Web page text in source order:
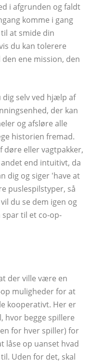
i afgrunden og faldt
komme i gang
at smide din
du kan tolerere
ene mission, den
selv ved hjælp af
der kan
og afsløre alle
historien fremad.
døre eller vagtpakker,
end intuitivt, da
dig og siger 'have at
puslespilstyper, så
du se dem igen og
spar til et co-op-
der ville være en
muligheder for at
kooperativt. Her er
hvor begge spillere
for hver spiller) for
låse op uanset hvad
Uden for det, skal